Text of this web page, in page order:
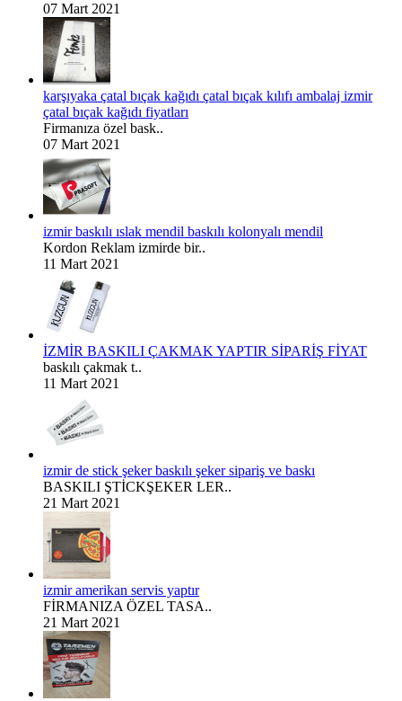
07 Mart 2021
karşıyaka çatal bıçak kağıdı çatal bıçak kılıfı ambalaj izmir
çatal bıçak kağıdı fiyatları
Firmanıza özel bask..
07 Mart 2021
izmir baskılı ıslak mendil baskılı kolonyalı mendil
Kordon Reklam izmirde bir..
11 Mart 2021
İZMİR BASKILI ÇAKMAK YAPTIR SİPARİŞ FİYAT
baskılı çakmak t..
11 Mart 2021
izmir de stick şeker baskılı şeker sipariş ve baskı
BASKILI ŞTİCKŞEKER LER..
21 Mart 2021
izmir amerikan servis yaptır
FİRMANIZA ÖZEL TASA..
21 Mart 2021